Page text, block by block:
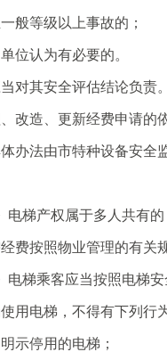
等级以上事故的；
认为有必要的。
其安全评估结论负责
改造、更新经费申请的
法由市特种设备安全
产权属于多人共有的
费按照物业管理的有关
梯乘客应当按照电梯安
用电梯，不得有下列行
停用的电梯；